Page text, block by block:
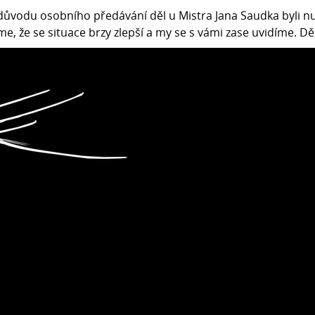
osobního předávání děl u Mistra Jana Saudka byli
že se situace brzy zlepší a my se s vámi zase uvidíme.